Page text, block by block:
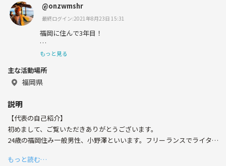
@onzwmshr
最終ログイン:2021年8月23日 15:31
福岡に住んで3年目！
根暗陰キャオタクの名をほしいままに、今日も飛車を四間
わず、盤や駒を通して無数の会話が交わされる将棋。
たった64マスのなかに眠る深い世界の魅力は、今や老若男
もっと見る
主な活動場所
福岡県
説明
【代表の自己紹介】
初めまして、ご覧いただきありがとうございます。
24歳の福岡住み一般男性、小野澤といいます。フリーランスでライター
りません。
もっと読む…